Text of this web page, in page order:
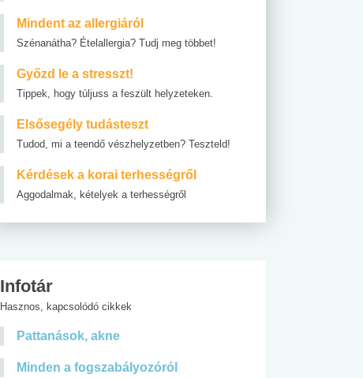
Mindent az allergiáról
Szénanátha? Ételallergia? Tudj meg többet!
Győzd le a stresszt!
Tippek, hogy túljuss a feszült helyzeteken.
Elsősegély tudásteszt
Tudod, mi a teendő vészhelyzetben? Teszteld!
Kérdések a korai terhességről
Aggodalmak, kételyek a terhességről
Infotár
Hasznos, kapcsolódó cikkek
Pattanások, akne
Minden a fogszabályozóról